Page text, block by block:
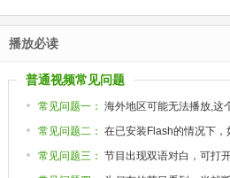
播放必读
普通视频常见问题
常见问题一： 海外地区可能无法播放,这
常见问题二： 在已安装Flash的情况下
常见问题三： 节目出现双语对白，可打